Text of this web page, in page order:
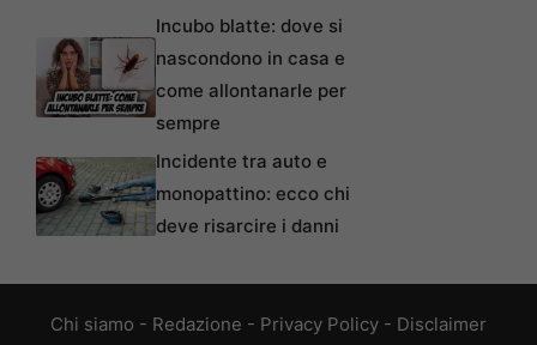
Incubo blatte: dove si
nascondono in casa e
come allontanarle per
sempre
Incidente tra auto e
monopattino: ecco chi
deve risarcire i danni
Chi siamo - Redazione - Privacy Policy - Disclaimer